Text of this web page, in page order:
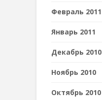
Февраль 2011
Январь 2011
Декабрь 2010
Ноябрь 2010
Октябрь 2010